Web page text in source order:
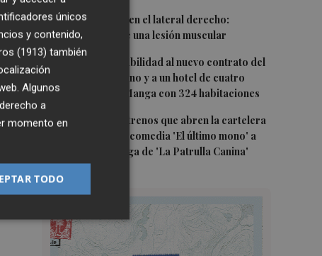
3 Más problemas en el lateral derecho:
Monferrer sufre una lesión muscular
4
San Javier da viabilidad al nuevo contrato del
transporte urbano y a un hotel de cuatro
estrellas en La Manga con 324 habitaciones
5 Estos son los estrenos que abren la cartelera
en agosto: de la comedia 'El último mono' a
una nueva entrega de 'La Patrulla Canina'
únicos
y contenido,
(1913) también
Algunos
a
momento en
TODO